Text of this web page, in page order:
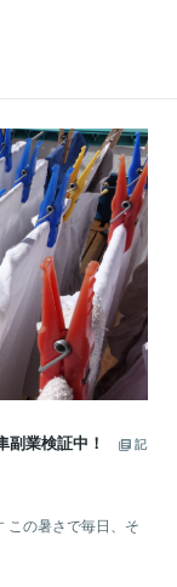
業検証中！
記
この暑さで毎日、そ